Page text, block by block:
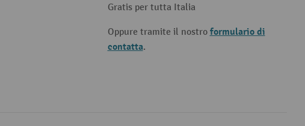
Gratis per tutta Italia
Oppure tramite il nostro formulario di
contatta.